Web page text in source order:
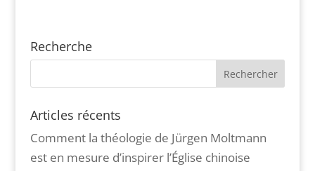
Recherche
Articles récents
Comment la théologie de Jürgen Moltmann
est en mesure d’inspirer l’Église chinoise